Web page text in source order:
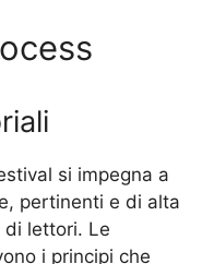
si impegna a
pertinenti e di alta
di lettori. Le
i principi che